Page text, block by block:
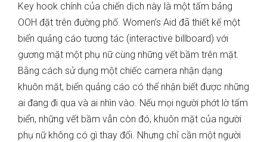
Key hook chính của chiến dịch này là một tấm bảng
OOH đặt trên đường phố. Women’s Aid đã thiết kế một
biển quảng cáo tương tác (interactive billboard) với
gương mặt một phụ nữ cùng những vết bầm trên mặt.
Bằng cách sử dụng một chiếc camera nhận dạng
khuôn mặt, biển quảng cáo có thể nhận biết được những
ai đang đi qua và ai nhìn vào. Nếu mọi người phớt lờ tấm
biển, những vết bầm vẫn còn đó, khuôn mặt của người
phụ nữ không có gì thay đổi. Nhưng chỉ cần một người